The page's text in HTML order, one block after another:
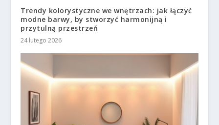
Trendy kolorystyczne we wnętrzach: jak łączyć
modne barwy, by stworzyć harmonijną i
przytulną przestrzeń
24 lutego 2026